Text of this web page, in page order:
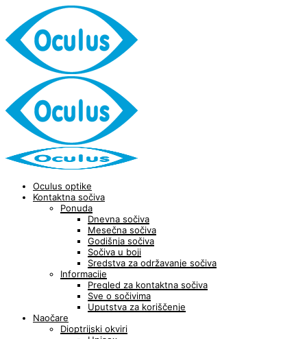
Oculus optike
Kontaktna sočiva
Ponuda
Dnevna sočiva
Mesečna sočiva
Godišnja sočiva
Sočiva u boji
Sredstva za održavanje sočiva
Informacije
Pregled za kontaktna sočiva
Sve o sočivima
Uputstva za koriščenje
Naočare
Dioptrijski okviri